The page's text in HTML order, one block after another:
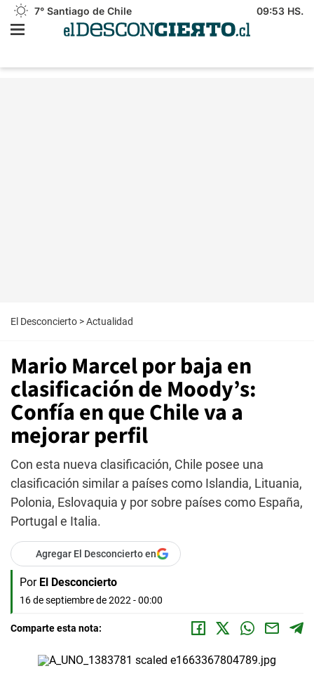
7° Santiago de Chile 09:53 HS.
El Desconcierto >Actualidad
Mario Marcel por baja en
clasificación de Moody’s:
Confía en que Chile va a
mejorar perfil
Con esta nueva clasificación, Chile posee una
clasificación similar a países como Islandia, Lituania,
Polonia, Eslovaquia y por sobre países como España,
Portugal e Italia.
Agregar El Desconcierto en
Por El Desconcierto
16 de septiembre de 2022 - 00:00
Comparte esta nota: